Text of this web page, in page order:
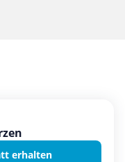
erhalten